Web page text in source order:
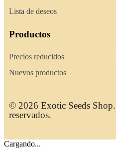
Lista de deseos
Productos
Precios reducidos
Nuevos productos
© 2026 Exotic Seeds
reservados.
Cargando...